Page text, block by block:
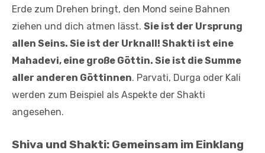
Erde zum Drehen bringt, den Mond seine Bahnen
ziehen und dich atmen lässt. Sie ist der Ursprung
allen Seins. Sie ist der Urknall! Shakti ist eine
Mahadevi, eine große Göttin. Sie ist die Summe
aller anderen Göttinnen. Parvati, Durga oder Kali
werden zum Beispiel als Aspekte der Shakti
angesehen.
Shiva und Shakti: Gemeinsam im Einklang